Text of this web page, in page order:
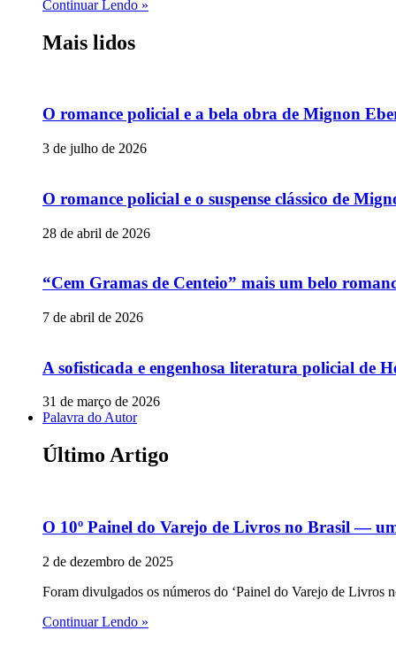
Continuar Lendo »
Mais lidos
O romance policial e a bela obra de Mignon
3 de julho de 2026
O romance policial e o suspense clássico de
28 de abril de 2026
“Cem Gramas de Centeio” mais um belo
7 de abril de 2026
A sofisticada e engenhosa literatura policial de
31 de março de 2026
Palavra do Autor
Último Artigo
O 10º Painel do Varejo de Livros no Brasil —
2 de dezembro de 2025
Foram divulgados os números do ‘Painel do Varejo de Livros
Continuar Lendo »